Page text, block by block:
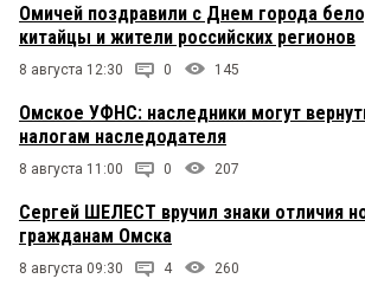
Омичей поздравили с Днем города
китайцы и жители российских регионов
8 августа 12:30 0 145
Омское УФНС: наследники могут
налогам наследодателя
8 августа 11:00 0 207
Сергей ШЕЛЕСТ вручил знаки отличия
гражданам Омска
8 августа 09:30 4 260